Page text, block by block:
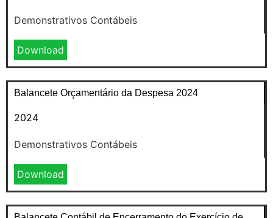
Demonstrativos Contábeis
Download
Balancete Orçamentário da Despesa 2024
2024
Demonstrativos Contábeis
Download